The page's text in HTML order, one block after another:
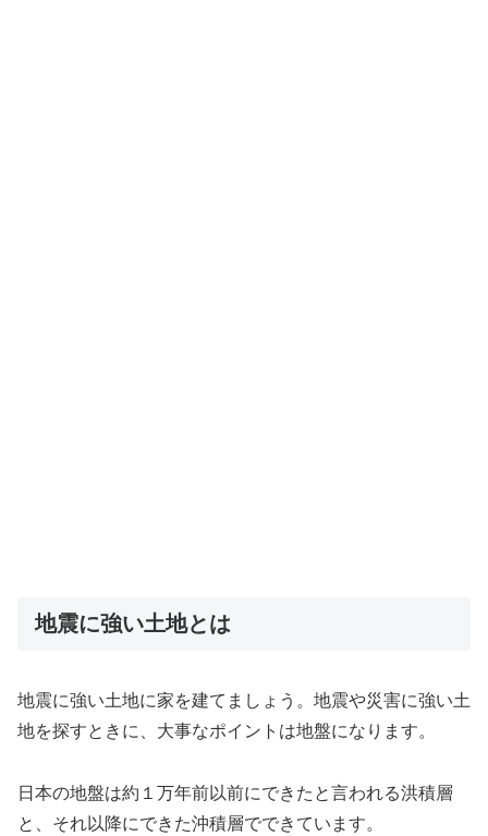
地震に強い土地とは
地震に強い土地に家を建てましょう。地震や災害に強い土
地を探すときに、大事なポイントは地盤になります。
日本の地盤は約１万年前以前にできたと言われる洪積層
と、それ以降にできた沖積層でできています。